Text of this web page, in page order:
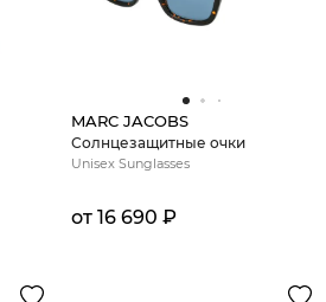
MARC JACOBS
Солнцезащитные очки
Unisex Sunglasses
от 16 690 ₽